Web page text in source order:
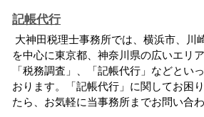
記帳代行
大神田税理士事務所では、横浜市、川
を中心に東京都、神奈川県の広いエリ
「税務調査」、「記帳代行」などとい
おります。「記帳代行」に関してお困
たら、お気軽に当事務所までお問い合わ